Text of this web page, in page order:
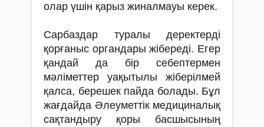
олар үшін қарыз жиналмауы керек.
Сарбаздар туралы деректерді
қорғаныс органдары жібереді. Егер
қандай да бір себептермен
мәліметтер уақытылы жіберілмей
қалса, берешек пайда болады. Бұл
жағдайда Әлеуметтік медициналық
сақтандыру қоры басшысының